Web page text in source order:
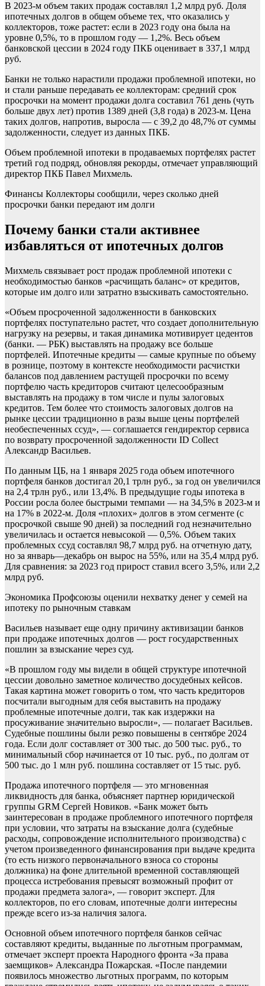
В 2023-м объем таких продаж составлял 1,2 млрд руб. Доля
ипотечных долгов в общем объеме тех, что оказались у
коллекторов, тоже растет: если в 2023 году она была на
уровне 0,5%, то в прошлом году — 1,2%. Весь объем
банковской цессии в 2024 году ПКБ оценивает в 337,1 млрд
руб.
Банки не только нарастили продажи проблемной ипотеки, но
и стали раньше передавать ее коллекторам: средний срок
просрочки на момент продажи долга составил 761 день (чуть
больше двух лет) против 1389 дней (3,8 года) в 2023-м. Цена
таких долгов, напротив, выросла — с 39,2 до 48,7% от суммы
задолженности, следует из данных ПКБ.
Объем проблемной ипотеки в продаваемых портфелях растет
третий год подряд, обновляя рекорды, отмечает управляющий
директор ПКБ Павел Михмель.
Финансы Коллекторы сообщили, через сколько дней
просрочки банки передают им долги
Почему банки стали активнее
избавляться от ипотечных долгов
Михмель связывает рост продаж проблемной ипотеки с
необходимостью банков «расчищать баланс» от кредитов,
которые им долго или затратно взыскивать самостоятельно.
«Объем просроченной задолженности в банковских
портфелях поступательно растет, что создает дополнительную
нагрузку на резервы, и такая динамика мотивирует цедентов
(банки. — РБК) выставлять на продажу все больше
портфелей. Ипотечные кредиты — самые крупные по объему
в рознице, поэтому в контексте необходимости расчистки
балансов под давлением растущей просрочки по всему
портфелю часть кредиторов считают целесообразным
выставлять на продажу в том числе и пулы залоговых
кредитов. Тем более что стоимость залоговых долгов на
рынке цессии традиционно в разы выше цены портфелей
необеспеченных ссуд», — соглашается гендиректор сервиса
по возврату просроченной задолженности ID Collect
Александр Васильев.
По данным ЦБ, на 1 января 2025 года объем ипотечного
портфеля банков достигал 20,1 трлн руб., за год он увеличился
на 2,4 трлн руб., или 13,4%. В предыдущие годы ипотека в
России росла более быстрыми темпами — на 34,5% в 2023-м и
на 17% в 2022-м. Доля «плохих» долгов в этом сегменте (с
просрочкой свыше 90 дней) за последний год незначительно
увеличилась и остается невысокой — 0,5%. Объем таких
проблемных ссуд составлял 98,7 млрд руб. на отчетную дату,
но за январь—декабрь он вырос на 55%, или на 35,4 млрд руб.
Для сравнения: за 2023 год прирост ставил всего 3,5%, или 2,2
млрд руб.
Экономика Профсоюзы оценили нехватку денег у семей на
ипотеку по рыночным ставкам
Васильев называет еще одну причину активизации банков
при продаже ипотечных долгов — рост государственных
пошлин за взыскание через суд.
«В прошлом году мы видели в общей структуре ипотечной
цессии довольно заметное количество досудебных кейсов.
Такая картина может говорить о том, что часть кредиторов
посчитали выгодным для себя выставить на продажу
проблемные ипотечные долги, так как издержки на
просуживание значительно выросли», — полагает Васильев.
Судебные пошлины были резко повышены в сентябре 2024
года. Если долг составляет от 300 тыс. до 500 тыс. руб., то
минимальный сбор начинается от 10 тыс. руб., по долгам от
500 тыс. до 1 млн руб. пошлина составляет от 15 тыс. руб.
Продажа ипотечного портфеля — это мгновенная
ликвидность для банка, объясняет партнер юридической
группы GRM Сергей Новиков. «Банк может быть
заинтересован в продаже проблемного ипотечного портфеля
при условии, что затраты на взыскание долга (судебные
расходы, сопровождение исполнительного производства) с
учетом произведенного финансирования при выдаче кредита
(то есть низкого первоначального взноса со стороны
должника) на фоне длительной временной составляющей
процесса истребования превысят возможный профит от
продажи предмета залога», — говорит эксперт. Для
коллекторов, по его словам, ипотечные долги интересны
прежде всего из-за наличия залога.
Основной объем ипотечного портфеля банков сейчас
составляют кредиты, выданные по льготным программам,
отмечает эксперт проекта Народного фронта «За права
заемщиков» Александра Пожарская. «После пандемии
появилось множество льготных программ, по которым